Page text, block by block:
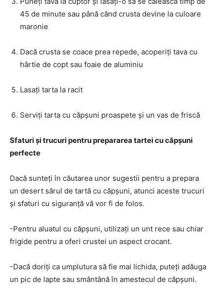
45 de minute sau până când crusta devine la culoare
maronie
Dacă crusta se coace prea repede, acoperiți tava cu
hârtie de copt sau foaie de aluminiu
Lasați tarta la racit
Serviți tarta cu căpșuni proaspete și un vas de friscă
Sfaturi și trucuri pentru prepararea tartei cu căpșuni
perfecte
Dacă sunteți în căutarea unor sugestii pentru a prepara
un desert sărul de tartă cu căpșuni, atunci aceste trucuri
și sfaturi cu siguranță vă vor fi de folos.
-Pentru aluatul cu căpșuni, utilizați un unt rece sau chiar
frigide pentru a oferi crustei un aspect crocant.
-Dacă doriți ca umplutura să fie mai lichida, puteți adăuga
un pic de lapte sau smântână în amestecul de căpșuni.